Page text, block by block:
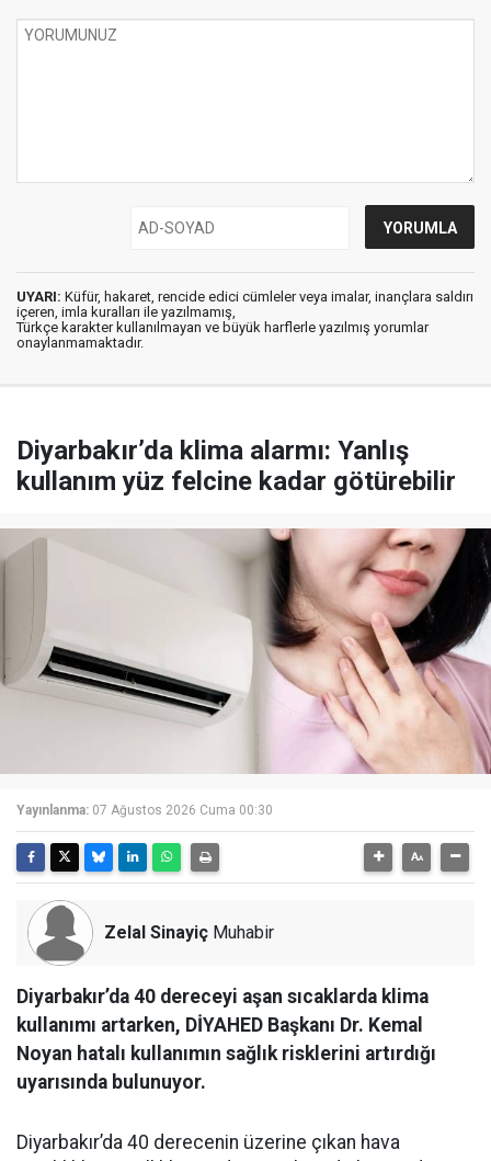
UYARI: Küfür, hakaret, rencide edici cümleler veya imalar, inançlara saldırı
içeren, imla kuralları ile yazılmamış,
Türkçe karakter kullanılmayan ve büyük harflerle yazılmış yorumlar
onaylanmamaktadır.
Diyarbakır’da klima alarmı: Yanlış
kullanım yüz felcine kadar götürebilir
Yayınlanma: 07 Ağustos 2026 Cuma 00:30
Zelal Sinayiç Muhabir
Diyarbakır’da 40 dereceyi aşan sıcaklarda klima
kullanımı artarken, DİYAHED Başkanı Dr. Kemal
Noyan hatalı kullanımın sağlık risklerini artırdığı
uyarısında bulunuyor.
Diyarbakır’da 40 derecenin üzerine çıkan hava